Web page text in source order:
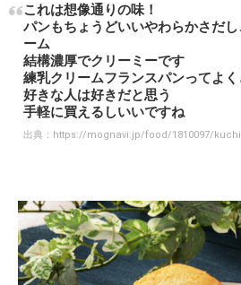
これは想像通りの味！
パンもちょうどいいやわらかさだ
ーム
結構濃厚でクリーミーです
練乳クリームフランスパンってよく
好きな人は好きだと思う
手軽に買えるしいいですね
出典： https://mognavi.jp/food/1810097/